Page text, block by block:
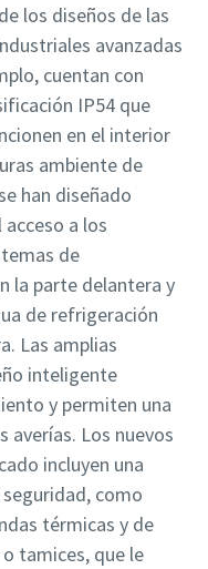
los diseños de las
avanzadas
cuentan con
IP54 que
en el interior
ambiente de
han diseñado
a los
de
la parte delantera y
de refrigeración
Las amplias
inteligente
y permiten una
averías. Los nuevos
incluyen una
como
térmicas y de
tamices, que le